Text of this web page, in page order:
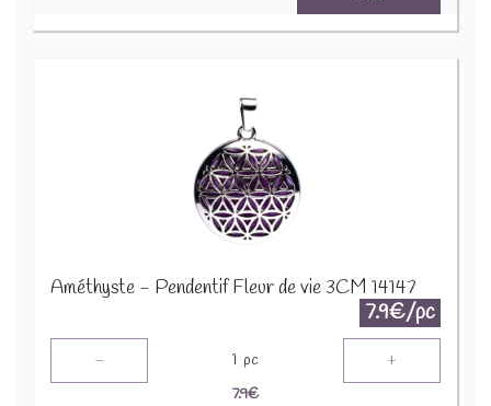
Améthyste - Pendentif Fleur de vie 3CM 14147
7.9€/pc
- 1 pc +
7.9€